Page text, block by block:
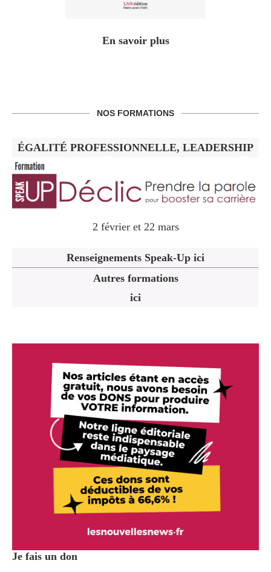
En savoir plus
NOS FORMATIONS
ÉGALITÉ PROFESSIONNELLE, LEADERSHIP
2 février et 22 mars
Renseignements Speak-Up ici
Autres formations
ici
Je fais un don